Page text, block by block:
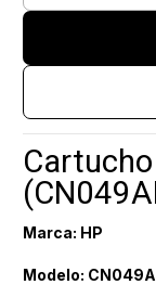
Marca: HP
Modelo: